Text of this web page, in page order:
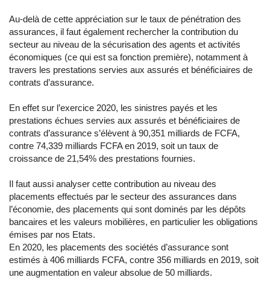
Au-delà de cette appréciation sur le taux de pénétration des
assurances, il faut également rechercher la contribution du
secteur au niveau de la sécurisation des agents et activités
économiques (ce qui est sa fonction première), notamment à
travers les prestations servies aux assurés et bénéficiaires de
contrats d’assurance.
En effet sur l’exercice 2020, les sinistres payés et les
prestations échues servies aux assurés et bénéficiaires de
contrats d’assurance s’élèvent à 90,351 milliards de FCFA,
contre 74,339 milliards FCFA en 2019, soit un taux de
croissance de 21,54% des prestations fournies.
Il faut aussi analyser cette contribution au niveau des
placements effectués par le secteur des assurances dans
l’économie, des placements qui sont dominés par les dépôts
bancaires et les valeurs mobilières, en particulier les obligations
émises par nos Etats.
En 2020, les placements des sociétés d’assurance sont
estimés à 406 milliards FCFA, contre 356 milliards en 2019, soit
une augmentation en valeur absolue de 50 milliards.